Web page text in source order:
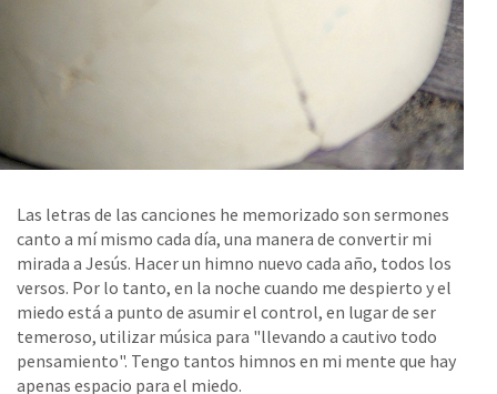
Las letras de las canciones he memorizado son sermones
canto a mí mismo cada día, una manera de convertir mi
mirada a Jesús. Hacer un himno nuevo cada año, todos los
versos. Por lo tanto, en la noche cuando me despierto y el
miedo está a punto de asumir el control, en lugar de ser
temeroso, utilizar música para "llevando a cautivo todo
pensamiento". Tengo tantos himnos en mi mente que hay
apenas espacio para el miedo.